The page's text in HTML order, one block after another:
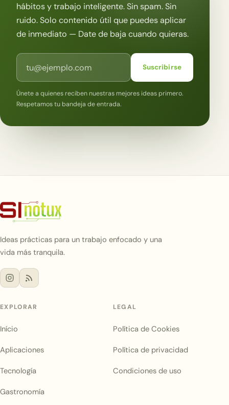
hábitos y trabajo inteligente. Sin spam. Sin
ruido. Solo contenido útil que puedes aplicar
de inmediato — Date de baja cuando quieras.
Correo electrónico
Suscribirse
Únete a quienes reciben nuestras mejores ideas primero.
Respetamos tu bandeja de entrada.
Ideas prácticas para un trabajo enfocado y una
vida más tranquila.
EXPLORAR
Início
Aplicaciones
Tecnología
Gastronomía
LEGAL
Política de Cookies
Política de privacidad
Condiciones de uso